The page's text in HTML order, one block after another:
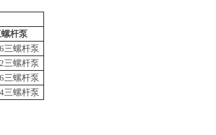
杆泵
三螺杆泵
三螺杆泵
三螺杆泵
三螺杆泵